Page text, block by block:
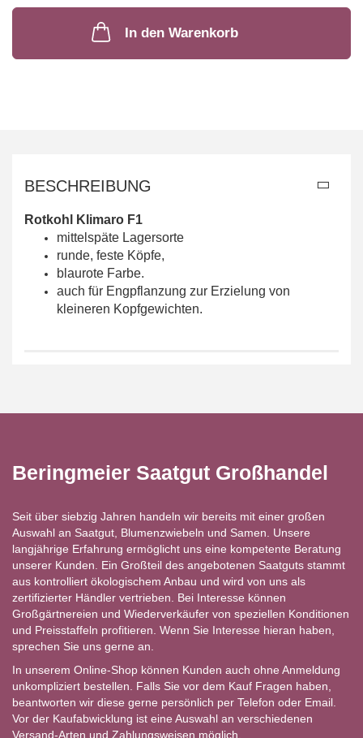
In den Warenkorb
BESCHREIBUNG
Rotkohl Klimaro F1
mittelspäte Lagersorte
runde, feste Köpfe,
blaurote Farbe.
auch für Engpflanzung zur Erzielung von
kleineren Kopfgewichten.
Beringmeier Saatgut Großhandel
Seit über siebzig Jahren handeln wir bereits mit einer großen
Auswahl an Saatgut, Blumenzwiebeln und Samen. Unsere
langjährige Erfahrung ermöglicht uns eine kompetente Beratung
unserer Kunden. Ein Großteil des angebotenen Saatguts stammt
aus kontrolliert ökologischem Anbau und wird von uns als
zertifizierter Händler vertrieben. Bei Interesse können
Großgärtnereien und Wiederverkäufer von speziellen Konditionen
und Preisstaffeln profitieren. Wenn Sie Interesse hieran haben,
sprechen Sie uns gerne an.
In unserem Online-Shop können Kunden auch ohne Anmeldung
unkompliziert bestellen. Falls Sie vor dem Kauf Fragen haben,
beantworten wir diese gerne persönlich per Telefon oder Email.
Vor der Kaufabwicklung ist eine Auswahl an verschiedenen
Versand-Arten und Zahlungsweisen möglich.